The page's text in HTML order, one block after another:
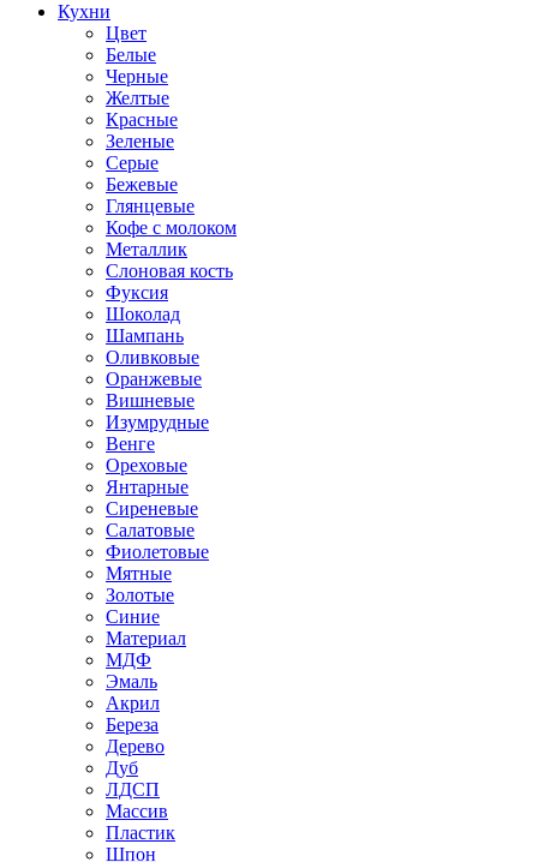
Кухни
Цвет
Белые
Черные
Желтые
Красные
Зеленые
Серые
Бежевые
Глянцевые
Кофе с молоком
Металлик
Слоновая кость
Фуксия
Шоколад
Шампань
Оливковые
Оранжевые
Вишневые
Изумрудные
Венге
Ореховые
Янтарные
Сиреневые
Салатовые
Фиолетовые
Мятные
Золотые
Синие
Материал
МДФ
Эмаль
Акрил
Береза
Дерево
Дуб
ЛДСП
Массив
Пластик
Шпон